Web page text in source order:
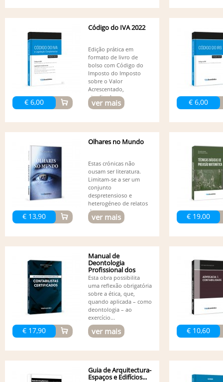
€ 6,00
Código do IVA 2022
Edição prática em
formato de livro de
bolso com Código do
Imposto do Imposto
sobre o Valor
Acrescentado,
atualizado...
ver mais € 6,00
€ 13,90
Olhares no Mundo
Estas crónicas não
ousam ser literatura.
Limitam-se a ser um
conjunto
despretensioso e
heterogéneo de relatos
de...
ver mais € 19,00
€ 17,90
Manual de
Deontologia
Profissional dos
Contabilistas...
Esta obra possibilita
uma reflexão obrigatória
sobre a ética, que,
quando aplicada – como
deontologia – ao
exercício...
ver mais € 10,60
Guia de Arquitectura-
Espaços e Edifícios...